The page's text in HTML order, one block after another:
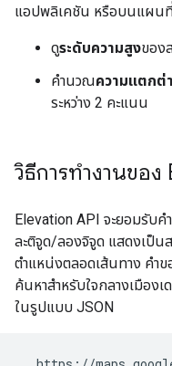
แอปพลิเคชัน หรือบนแผน
ดูระดับความสูงของ
คำนวณความแตกต่
ระหว่าง 2 คะแนน
วิธีการทำงานของ
Elevation API จะยอมรับค
ละติจูด/ลองจิจูด แสดงเป็
ตำแหน่งตลอดเส้นทาง คำข
ค้นหาสำหรับใจกลางเมืองเ
ในรูปแบบ JSON